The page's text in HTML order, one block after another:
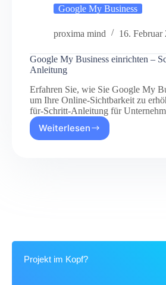
Google My Business
proxima mind 16. Februar
Google My Business einrichten –
Anleitung
Erfahren Sie, wie Sie Google My
um Ihre Online-Sichtbarkeit zu
für-Schritt-Anleitung für
Weiterlesen
Projekt im Kopf?